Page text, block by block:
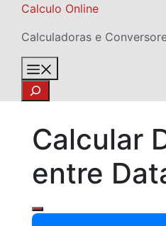
Skip
content
Calculo Online
Calculadoras e
Search
Calcular
entre